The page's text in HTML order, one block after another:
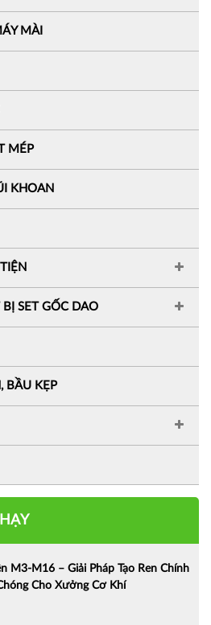
MÀI
MÉP
KHOAN
SET GỐC DAO
BẦU KẸP
M3-M16 – Giải Pháp Tạo Ren Chính
Cho Xưởng Cơ Khí